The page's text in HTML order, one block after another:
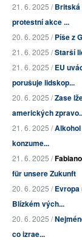
21. 6. 2025 /Britská
protestní akce ...
20. 6. 2025 /Píše z
21. 6. 2025 /Starší
21. 6. 2025 /EU
porušuje lidskop...
20. 6. 2025 /Zase
amerických
21. 6. 2025 /
konzume...
21. 6. 2025 /
für unsere Zukunft
20. 6. 2025 /Evropa
Blízkém vých...
20. 6. 2025 /
co izrae...